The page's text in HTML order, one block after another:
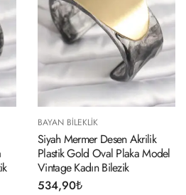
BAYAN BILEKLIK
Siyah Mermer Desen Akrilik
Plastik Gold Oval Plaka Model
Vintage Kadın Bilezik
534,90₺